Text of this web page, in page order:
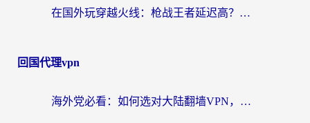
在国外玩穿越火线：枪战王者延迟高？这份海外玩家终极指南帮你解决卡顿烦恼
回国代理vpn
海外党必看：如何选对大陆翻墙VPN，实现国内资源无缝访问？